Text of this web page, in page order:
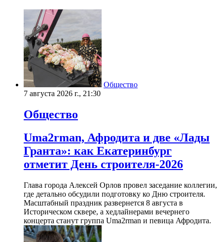
Общество
7 августа 2026 г., 21:30
Общество
Uma2rman, Афродита и две «Лады
Гранта»: как Екатеринбург
отметит День строителя-2026
Глава города Алексей Орлов провел заседание коллегии,
где детально обсудили подготовку ко Дню строителя.
Масштабный праздник развернется 8 августа в
Историческом сквере, а хедлайнерами вечернего
концерта станут группа Uma2rman и певица Афродита.